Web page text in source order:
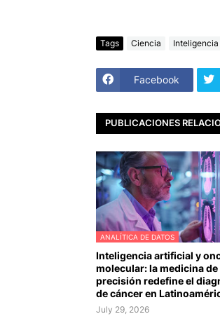
Tags Ciencia
Facebook
PUBLICACIONES
ANALÍTICA DE DATOS
Inteligencia artificial y
molecular: la medicina de
precisión redefine el
de cáncer en
July 29, 2026